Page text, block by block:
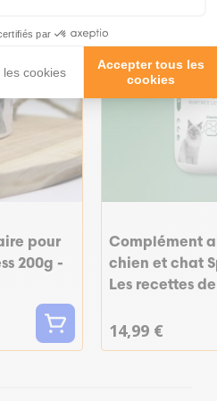
par
les cookies
Accepter tous les
cookies
pour
200g -
Complément
chien et chat
Les recettes
14,99 €